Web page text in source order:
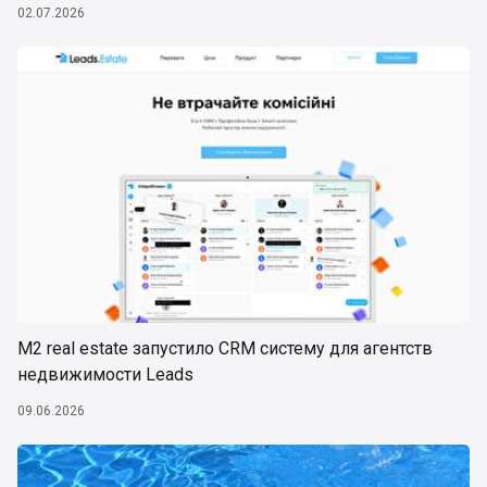
02.07.2026
М2 real estate запустило CRM систему для агентств
недвижимости Leads
09.06.2026